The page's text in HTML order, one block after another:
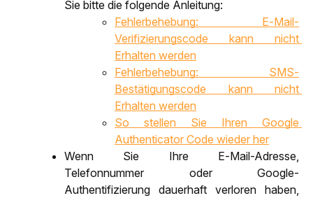
Sie bitte die folgende Anleitung:
Fehlerbehebung: E-Mail-
Verifizierungscode kann nicht
Erhalten werden
Fehlerbehebung: SMS-
Bestätigungscode kann nicht
Erhalten werden
So stellen Sie Ihren Google
Authenticator Code wieder her
Wenn Sie Ihre E-Mail-Adresse,
Telefonnummer oder Google-
Authentifizierung dauerhaft verloren haben,